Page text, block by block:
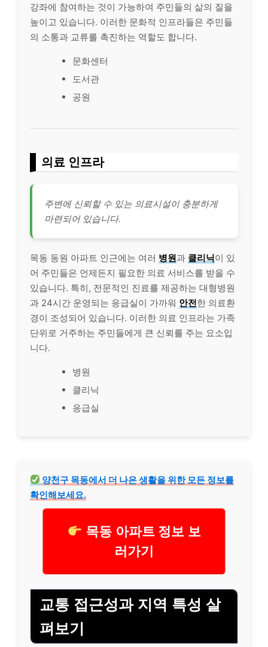
강좌에 참여하는 것이 가능하여 주민들의 삶의 질을
높이고 있습니다. 이러한 문화적 인프라들은 주민들
의 소통과 교류를 촉진하는 역할도 합니다.
문화센터
도서관
공원
의료 인프라
주변에 신뢰할 수 있는 의료시설이 충분하게
마련되어 있습니다.
목동 동원 아파트 인근에는 여러 병원과 클리닉이 있
어 주민들은 언제든지 필요한 의료 서비스를 받을 수
있습니다. 특히, 전문적인 진료를 제공하는 대형병원
과 24시간 운영되는 응급실이 가까워 안전한 의료환
경이 조성되어 있습니다. 이러한 의료 인프라는 가족
단위로 거주하는 주민들에게 큰 신뢰를 주는 요소입
니다.
병원
클리닉
응급실
양천구 목동에서 더 나은 생활을 위한 모든 정보를
확인해보세요.
목동 아파트 정보 보
러가기
교통 접근성과 지역 특성 살
펴보기